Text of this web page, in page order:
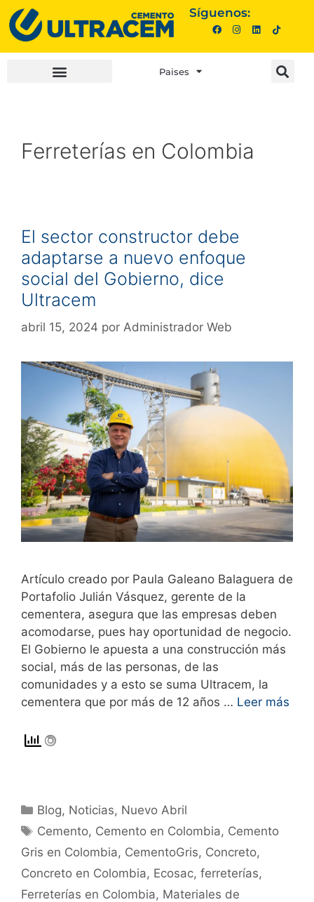
Síguenos:
Paises
Ferreterías en Colombia
El sector constructor debe
adaptarse a nuevo enfoque
social del Gobierno, dice
Ultracem
abril 15, 2024 por Administrador Web
Artículo creado por Paula Galeano Balaguera de
Portafolio Julián Vásquez, gerente de la
cementera, asegura que las empresas deben
acomodarse, pues hay oportunidad de negocio.
El Gobierno le apuesta a una construcción más
social, más de las personas, de las
comunidades y a esto se suma Ultracem, la
cementera que por más de 12 años … Leer más
Blog, Noticias, Nuevo Abril
Cemento, Cemento en Colombia, Cemento
Gris en Colombia, CementoGris, Concreto,
Concreto en Colombia, Ecosac, ferreterías,
Ferreterías en Colombia, Materiales de